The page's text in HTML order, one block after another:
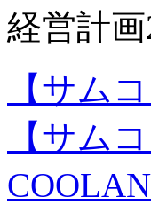
経営計
【サム
【サム